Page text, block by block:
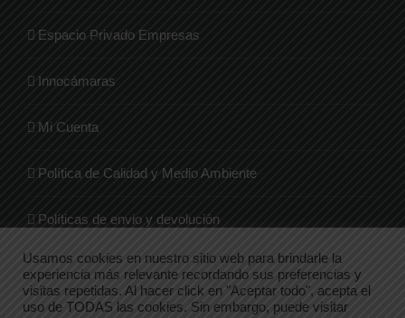
Espacio Privado Empresas
Innocámaras
Mi Cuenta
Política de Calidad y Medio Ambiente
Políticas de envio y devolución
Quienes Somos
Tienda
Usamos cookies en nuestro sitio web para brindarle la
experiencia más relevante recordando sus preferencias y
visitas repetidas. Al hacer click en "Aceptar todo", acepta el
uso de TODAS las cookies. Sin embargo, puede visitar